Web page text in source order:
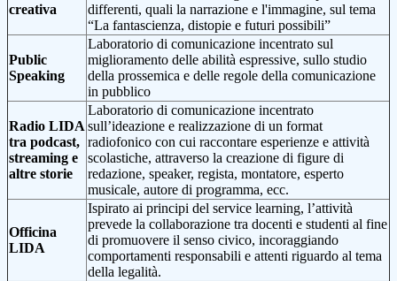
creativa
differenti, quali la narrazione e l'immagine, sul tema
“La fantascienza, distopie e futuri possibili”
Public
Speaking
Laboratorio di comunicazione incentrato sul
miglioramento delle abilità espressive, sullo studio
della prossemica e delle regole della comunicazione
in pubblico
Radio LIDA
tra podcast,
streaming e
altre storie
Laboratorio di comunicazione incentrato
sull’ideazione e realizzazione di un format
radiofonico con cui raccontare esperienze e attività
scolastiche, attraverso la creazione di figure di
redazione, speaker, regista, montatore, esperto
musicale, autore di programma, ecc.
Officina
LIDA
Ispirato ai principi del service learning, l’attività
prevede la collaborazione tra docenti e studenti al fine
di promuovere il senso civico, incoraggiando
comportamenti responsabili e attenti riguardo al tema
della legalità.